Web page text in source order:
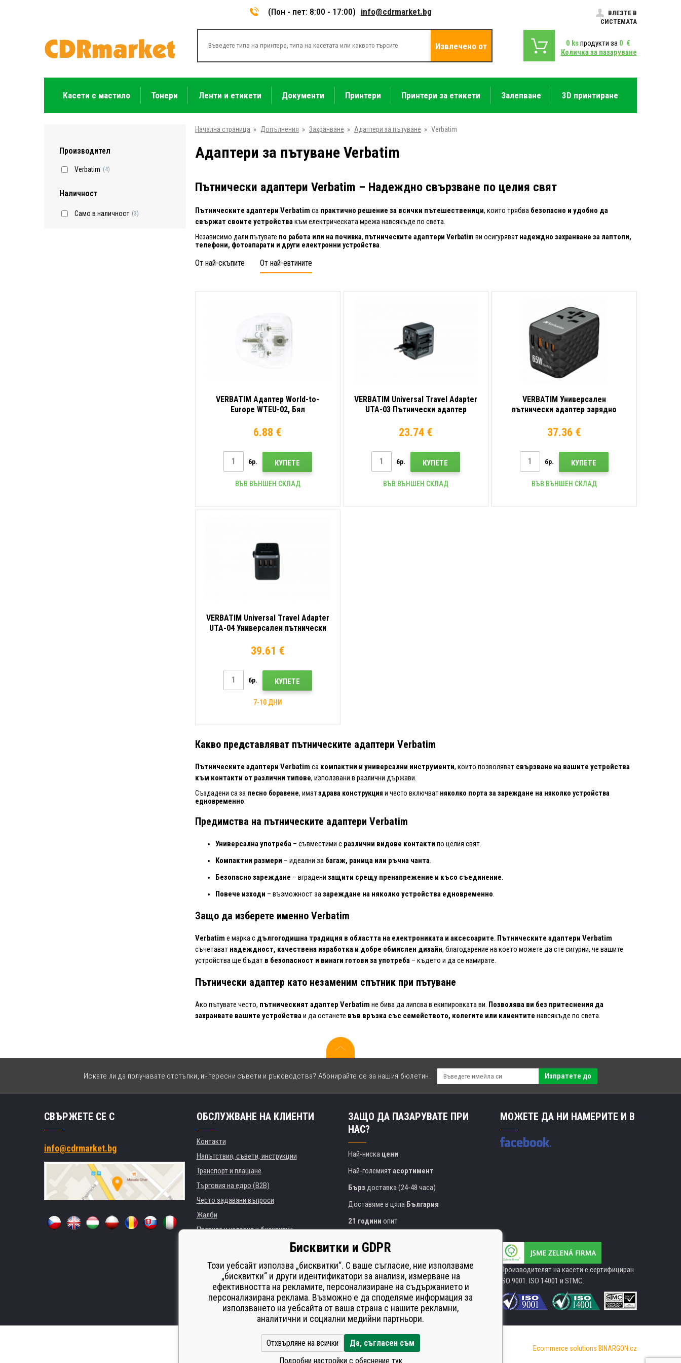
(Пон - пет: 8:00 - 17:00) info@cdrmarket.bg
ВЛЕЗТЕ В
СИСТЕМАТА
Извлечено от 0 ksпродукти за 0 €
Количка за пазаруване
Касети с мастило Тонери Ленти и етикети Документи Принтери Принтери за етикети Залепване 3D принтиране
Производител
Verbatim (4)
Наличност
Само в наличност (3)
Начална страница » Допълнения » Захранване » Адаптери за пътуване » Verbatim
Адаптери за пътуване Verbatim
Пътнически адаптери Verbatim – Надеждно свързване по целия свят
Пътническите адаптери Verbatim са практично решение за всички пътешественици, които трябва безопасно и удобно да
свържат своите устройства към електрическата мрежа навсякъде по света.
Независимо дали пътувате по работа или на почивка, пътническите адаптери Verbatim ви осигуряват надеждно захранване за лаптопи,
телефони, фотоапарати и други електронни устройства
От най-скъпите От най-евтините
VERBATIM Адаптер World-to-
Europe WTEU-02, Бял
6.88 €
бр. КУПЕТЕ
ВЪВ ВЪНШЕН СКЛАД
VERBATIM Universal Travel Adapter
UTA-03 Пътнически адаптер
23.74 €
бр. КУПЕТЕ
ВЪВ ВЪНШЕН СКЛАД
VERBATIM Универсален
пътнически адаптер зарядно
37.36 €
бр. КУПЕТЕ
ВЪВ ВЪНШЕН СКЛАД
VERBATIM Universal Travel Adapter
UTA-04 Универсален пътнически
39.61 €
бр. КУПЕТЕ
7-10 ДНИ
Какво представляват пътническите адаптери Verbatim
Пътническите адаптери Verbatim са компактни и универсални инструменти, които позволяват свързване на вашите устройства
към контакти от различни типове, използвани в различни държави.
Създадени са за лесно боравене, иматздрава конструкция и често включват няколко порта за зареждане на няколко устройства
едновременно
Предимства на пътническите адаптери Verbatim
Универсална употреба – съвместими с различни видове контакти по целия свят.
Компактни размери – идеални за багаж, раница или ръчна чанта
Безопасно зареждане – вградени защити срещу пренапрежение и късо съединение
Повече изходи – възможност за зареждане на няколко устройства едновременно
Защо да изберете именно Verbatim
Verbatim е марка с дългогодишна традиция в областта на електрониката и аксесоарите Пътническите адаптери Verbatim
съчетават надеждност, качествена изработка и добре обмислен дизайн, благодарение на което можете да сте сигурни, че вашите
устройства ще бъдат в безопасност и винаги готови за употреба – където и да се намирате.
Пътнически адаптер като незаменим спътник при пътуване
Ако пътувате често, пътническият адаптер Verbatim не бива да липсва в екипировката ви. Позволява ви без притеснения да
захранвате вашите устройства и да останете във връзка със семейството, колегите или клиентите навсякъде по света.
Искате ли да получавате отстъпки, интересни съвети и ръководства? Абонирайте се за нашия бюлетин. Изпратете до
СВЪРЖЕТЕ СЕ С
info@cdrmarket.bg
ОБСЛУЖВАНЕ НА КЛИЕНТИ
Контакти
Напътствия, съвети, инструкции
Транспорт и плащане
Търговия на едро (B2B)
Често задавани въпроси
Жалби
Правила и условия и бисквитки
Наемане на принтери
Заместващо изпълнение
Odstoupení od smlouvy
ЗАЩО ДА ПАЗАРУВАТЕ ПРИ
НАС?
Най-ниска цени
Най-големиятасортимент
Бърз доставка (24-48 часа)
Доставяме в цяла България
21 години опит
Полезен подход
Goldenсертификат Heureka
Сейфонлайн плащания
МОЖЕТЕ ДА НИ НАМЕРИТЕ И В
Производителят на касети е сертифициран
ISO 9001. ISO 14001 и STMC.
Ecommerce solutions BINARGON.cz
Бисквитки и GDPR
Този уебсайт използва „бисквитки“. С ваше съгласие, ние използваме
„бисквитки“ и други идентификатори за анализи, измерване на
ефективността на рекламите, персонализиране на съдържанието и
персонализирана реклама. Възможно е да споделяме информация за
използването на уебсайта от ваша страна с нашите рекламни,
аналитични и социални медийни партньори.
Отхвърляне на всички
Да, съгласен съм
Подробни настройки с обяснение тук